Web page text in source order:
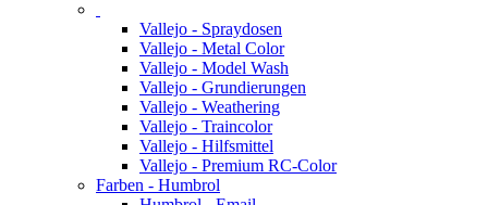
Vallejo - Spraydosen
Vallejo - Metal Color
Vallejo - Model Wash
Vallejo - Grundierungen
Vallejo - Weathering
Vallejo - Traincolor
Vallejo - Hilfsmittel
Vallejo - Premium RC-Color
Farben - Humbrol